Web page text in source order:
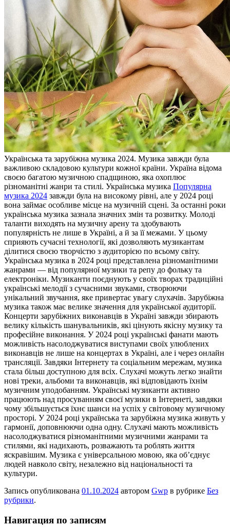
Укрaїнськa тa зaрубіжнa музика 2024. Музика завжди була
важливою складовою культури кожної країни. Україна відома
своєю багатою музичною спадщиною, яка охоплює
різноманітні жанри та стилі. Українська музика Популярна
музика 2024 завжди була на високому рівні, але у 2024 році
вона займає особливе місце на музичній сцені. За останні роки
українська музика зазнала значних змін та розвитку. Молоді
таланти виходять на музичну арену та здобувають
популярність не лише в Україні, а й за її межами. У цьому
сприяють сучасні технології, які дозволяють музикантам
ділитися своєю творчістю з аудиторією по всьому світу.
Українська музика в 2024 році представлена різноманітними
жанрами — від популярної музики та репу до фольку та
електроніки. Музиканти поєднують у своїх творах традиційні
українські мелодії з сучасними звуками, створюючи
унікальний звучання, яке привертає увагу слухачів. Зарубіжна
музика також має велике значення для української аудиторії.
Концерти зарубіжних виконавців в Україні завжди збирають
велику кількість шанувальників, які цінують якісну музику та
професійне виконання. У 2024 році українські фанати мають
можливість насолоджуватися виступами своїх улюблених
виконавців не лише на концертах в Україні, але і через онлайн
трансляції. Завдяки Інтернету та соціальним мережам, музика
стала більш доступною для всіх. Слухачі можуть легко знайти
нові треки, альбоми та виконавців, які відповідають їхнім
музичним уподобанням. Українські музиканти активно
працюють над просуванням своєї музики в Інтернеті, завдяки
чому збільшується їхнє шанси на успіх у світовому музичному
просторі. У 2024 році українська та зарубіжна музика живуть у
гармонії, доповнюючи одна одну. Слухачі мають можливість
насолоджуватися різноманітними музичними жанрами та
стилями, які надихають, розважають та роблять життя
яскравішим. Музика є універсальною мовою, яка об’єднує
людей навколо світу, незалежно від національності та
культури.
Запись опубликована 01.10.2024 автором Gwp в рубрике Без
рубрики.
Навигация по записям